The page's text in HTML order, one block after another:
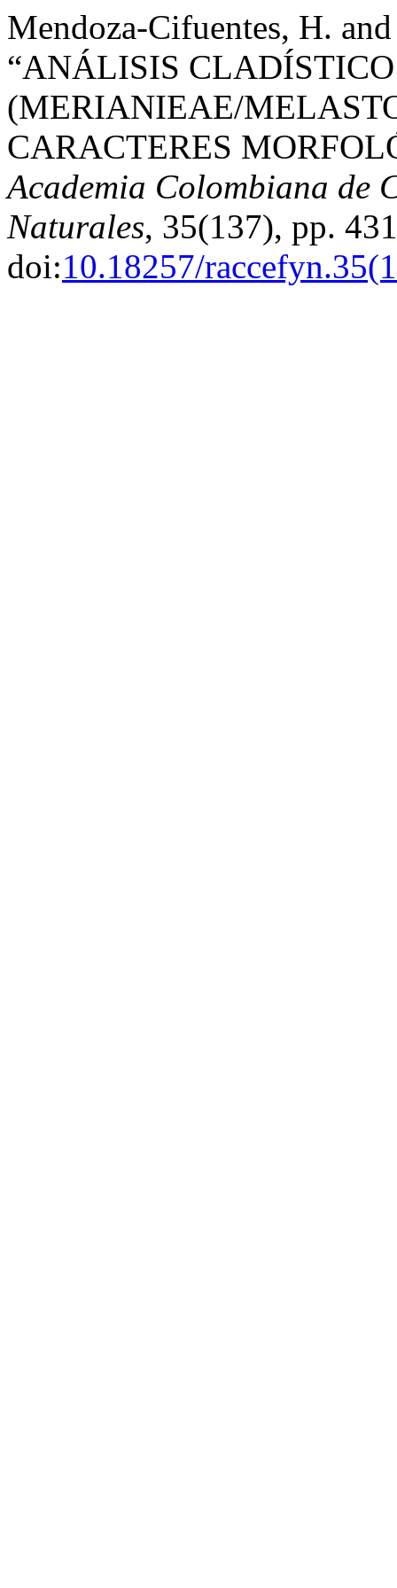
Mendoza-Cifuentes, H.
“ANÁLISIS
(MERIANIEAE/
CARACTERES
Academia Colombiana de
Naturales, 35(137), pp.
doi:10.18257/